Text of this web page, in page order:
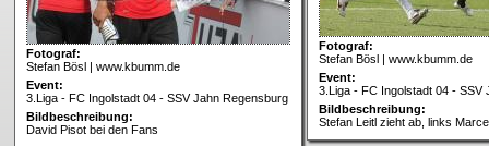
Fotograf:
Stefan Bösl | www.kbumm.de
Event:
3.Liga - FC Ingolstadt 04 - SSV Jahn Regensburg
Bildbeschreibung:
David Pisot bei den Fans
Fotograf:
Stefan Bösl | www.kbumm.de
Event:
3.Liga - FC Ingolstadt 04 - SSV
Bildbeschreibung:
Stefan Leitl zieht ab, links